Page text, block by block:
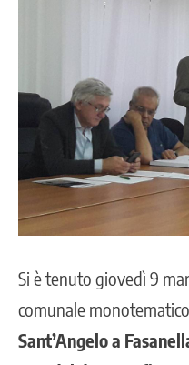
Si è tenuto giovedì 9
comunale
Sant’Angelo a